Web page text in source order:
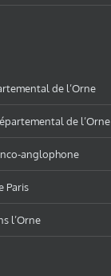
de l’Orne
de l’Orne
anglophone
Paris
l’Orne